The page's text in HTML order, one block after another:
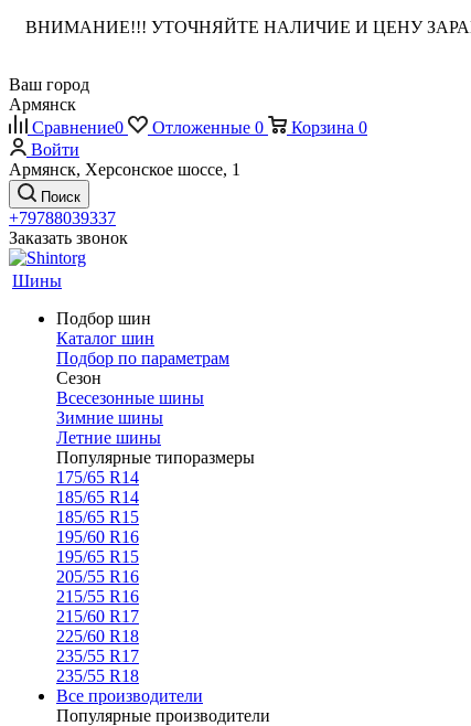
ВНИМАНИЕ!!! УТОЧНЯЙТЕ НАЛИЧИЕ И ЦЕНУ
Ваш город
Армянск
Сравнение0 Отложенные 0 Корзина 0
Войти
Армянск, Херсонское шоссе, 1
Поиск
+79788039337
Заказать звонок
Шины
Подбор шин
Каталог шин
Подбор по параметрам
Сезон
Всесезонные шины
Зимние шины
Летние шины
Популярные типоразмеры
175/65 R14
185/65 R14
185/65 R15
195/60 R16
195/65 R15
205/55 R16
215/55 R16
215/60 R17
225/60 R18
235/55 R17
235/55 R18
Все производители
Популярные производители